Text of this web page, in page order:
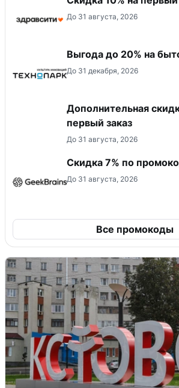
До 31 августа, 2026
Выгода до 20% на
До 31 декабря, 2026
Дополнительная
первый заказ
До 31 августа, 2026
Скидка 7% по
До 31 августа, 2026
Все промокоды